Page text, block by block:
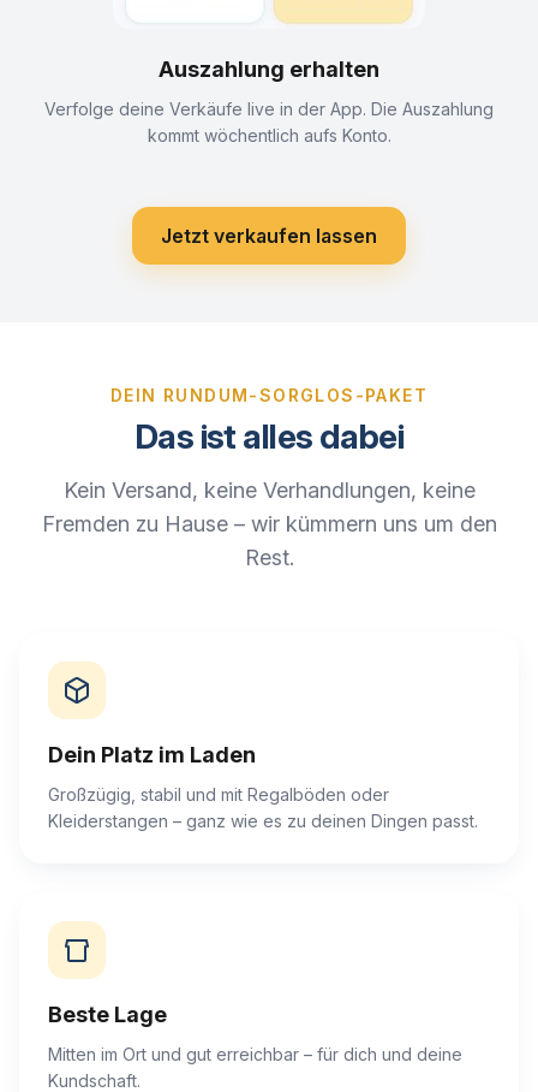
Auszahlung erhalten
Verfolge deine Verkäufe live in der App. Die Auszahlung
kommt wöchentlich aufs Konto.
Jetzt verkaufen lassen
DEIN RUNDUM-SORGLOS-PAKET
Das ist alles dabei
Kein Versand, keine Verhandlungen, keine
Fremden zu Hause – wir kümmern uns um den
Rest.
Dein Platz im Laden
Großzügig, stabil und mit Regalböden oder
Kleiderstangen – ganz wie es zu deinen Dingen passt.
Beste Lage
Mitten im Ort und gut erreichbar – für dich und deine
Kundschaft.